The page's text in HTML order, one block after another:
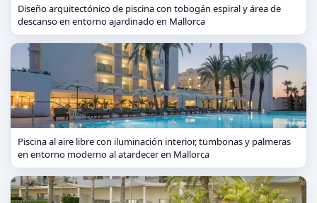
Diseño arquitectónico de piscina con tobogán espiral y área de
descanso en entorno ajardinado en Mallorca
Piscina al aire libre con iluminación interior, tumbonas y palmeras
en entorno moderno al atardecer en Mallorca